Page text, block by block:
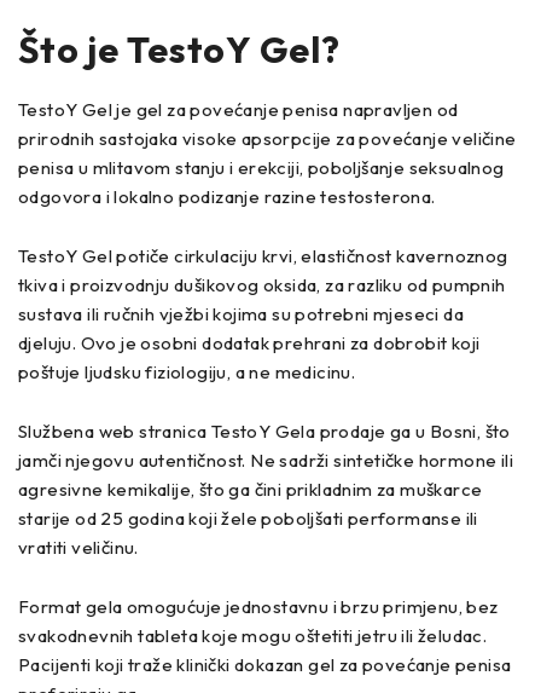
Što jeTestoY Gel?
TestoY Gel je gel za povećanje penisa napravljen od
prirodnih sastojaka visoke apsorpcije za povećanje veličine
penisa u mlitavom stanju i erekciji, poboljšanje seksualnog
odgovora i lokalno podizanje razine testosterona.
TestoY Gel potiče cirkulaciju krvi, elastičnost kavernoznog
tkiva i proizvodnju dušikovog oksida, za razliku od pumpnih
sustava ili ručnih vježbi kojima su potrebni mjeseci da
djeluju. Ovo je osobni dodatak prehrani za dobrobit koji
poštuje ljudsku fiziologiju, a ne medicinu.
Službena web stranica TestoY Gela prodaje ga u Bosni, što
jamči njegovu autentičnost. Ne sadrži sintetičke hormone ili
agresivne kemikalije, što ga čini prikladnim za muškarce
starije od 25 godina koji žele poboljšati performanse ili
vratiti veličinu.
Format gela omogućuje jednostavnu i brzu primjenu, bez
svakodnevnih tableta koje mogu oštetiti jetru ili želudac.
Pacijenti koji traže klinički dokazan gel za povećanje penisa